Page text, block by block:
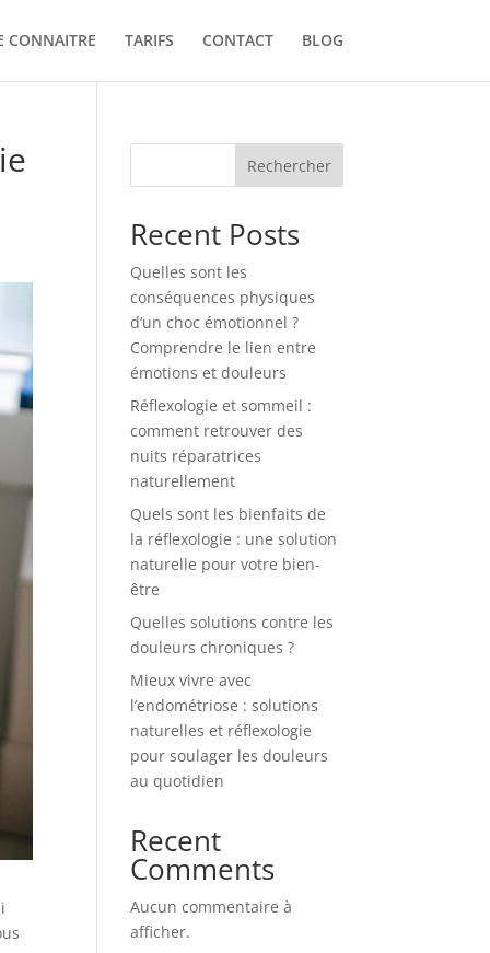
CONNAITRE TARIFS CONTACT BLOG
Rechercher
Recent Posts
Quelles sont les
conséquences physiques
d’un choc émotionnel ?
Comprendre le lien entre
émotions et douleurs
Réflexologie et sommeil :
comment retrouver des
nuits réparatrices
naturellement
Quels sont les bienfaits de
la réflexologie : une solution
naturelle pour votre bien-
être
Quelles solutions contre les
douleurs chroniques ?
Mieux vivre avec
l’endométriose : solutions
naturelles et réflexologie
pour soulager les douleurs
au quotidien
Recent
Comments
Aucun commentaire à
afficher.